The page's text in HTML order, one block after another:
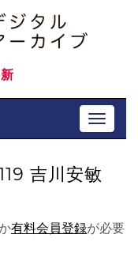
Toggle
吉川安敏
有料会員登録が必要